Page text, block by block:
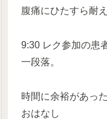
腹痛にひたすら耐
9:30 レク参加の患
一段落。
時間に余裕があっ
おはなし